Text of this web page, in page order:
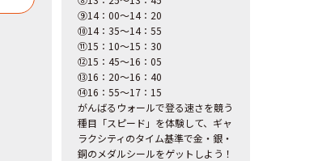
⑨14：00～14：20
⑩14：35～14：55
⑪15：10～15：30
⑫15：45～16：05
⑬16：20～16：40
⑭16：55～17：15
がんばるウォールで登る速さを競う
種目「スピード」を体験して、ギャ
ラクシティのタイム基準で金・銀・
銅のメダルシールをゲットしよう！